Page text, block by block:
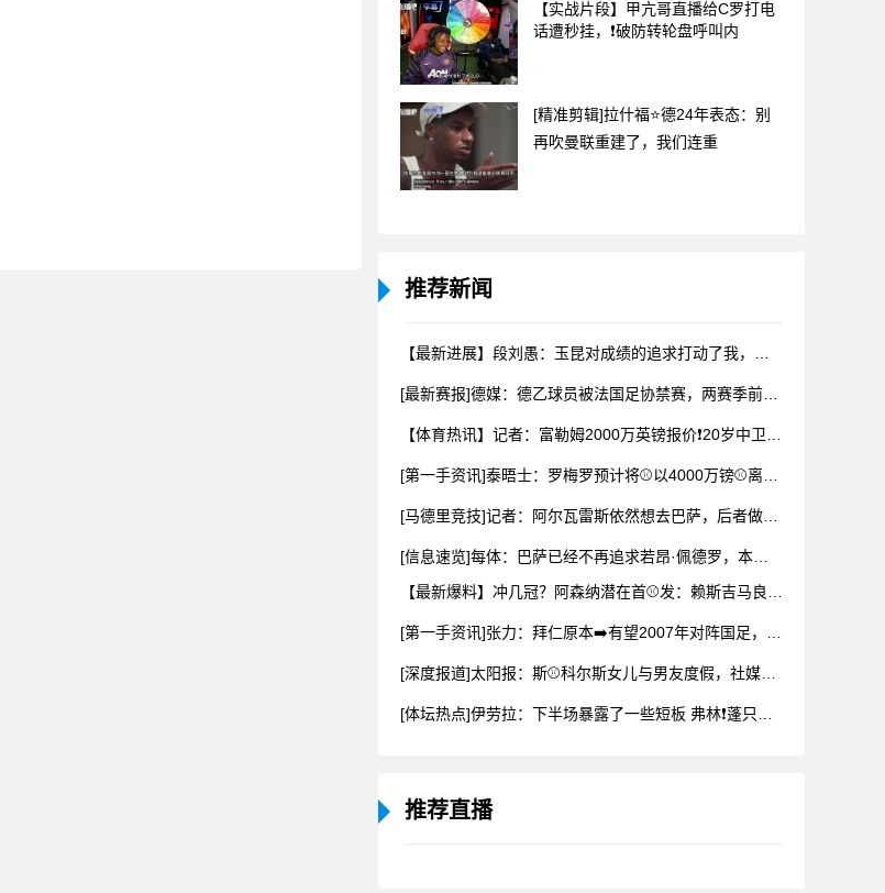
【实战片段】甲亢哥直播给C罗打电
话遭秒挂，❗破防转轮盘呼叫内
[精准剪辑]拉什福⭐德24年表态：别
再吹曼联重建了，我们连重
推荐新闻
推荐直播